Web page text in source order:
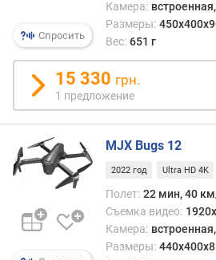
с
)
п
з
н
н
а
Спросить
Камера:
Размеры:
Вес: 651 г
15 330 грн.
1 предложение
MJX Bugs 12
2022 год Ultra HD 4K
Полет: 22 мин, 40
Съемка видео:
Камера:
Размеры: